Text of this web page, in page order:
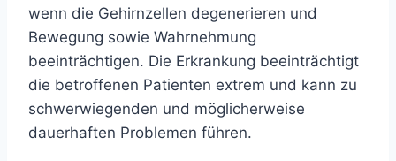
wenn die Gehirnzellen degenerieren und
Bewegung sowie Wahrnehmung
beeinträchtigen. Die Erkrankung beeinträchtigt
die betroffenen Patienten extrem und kann zu
schwerwiegenden und möglicherweise
dauerhaften Problemen führen.